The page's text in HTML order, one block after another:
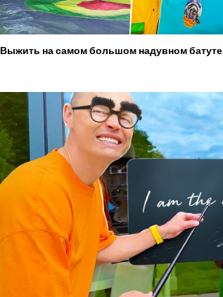
Выжить на самом большом надувном батуте